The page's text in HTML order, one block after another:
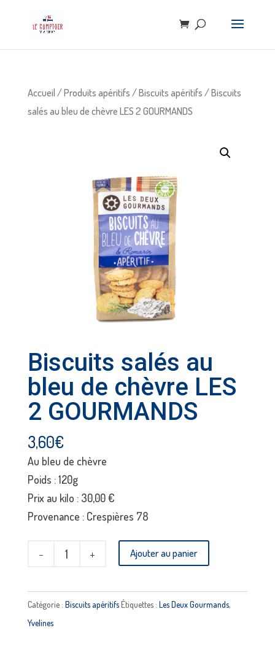
Accueil/Produits apéritifs/Biscuits apéritifs/ Biscuits
salés au bleu de chèvre LES 2 GOURMANDS
Biscuits salés au
bleu de chèvre LES
2 GOURMANDS
3,60€
Au bleu de chèvre
Poids : 120g
Prix au kilo : 30,00 €
Provenance : Crespières 78
quantité
salés
au
Ajouter au panier
Catégorie : Biscuits apéritifsÉtiquettes : Les Deux Gourmands,
Yvelines